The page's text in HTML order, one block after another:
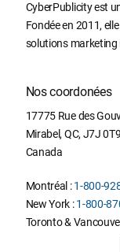
CyberPublicity est
Fondée en 2011,
solutions marketing
Nos coordonées
17775 Rue des
Mirabel, QC, J7J 0T9
Canada
Montréal :1-800-
New York :1-800-
Toronto &